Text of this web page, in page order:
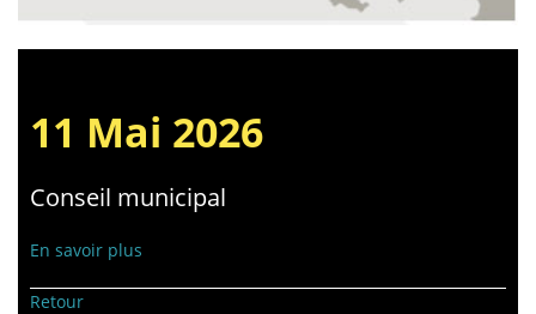
11 Mai 2026
Conseil municipal
En savoir plus
Retour